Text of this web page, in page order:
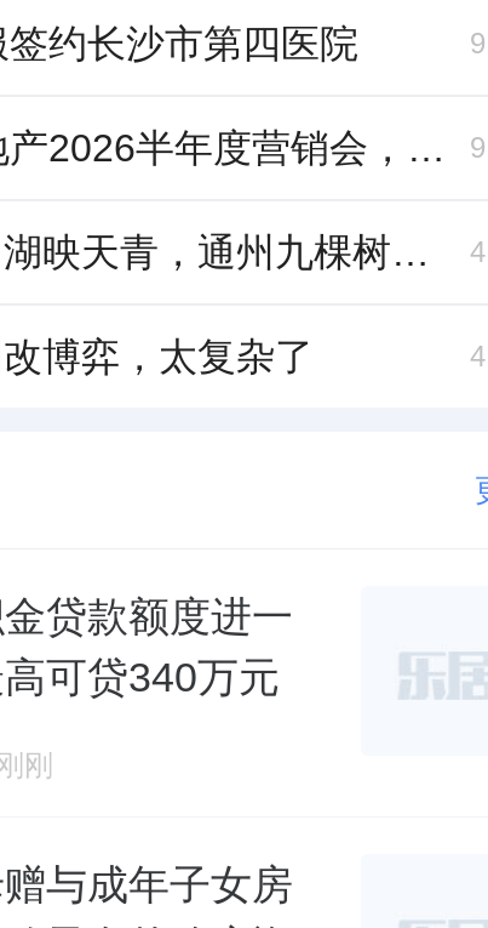
约长沙市第四医院
中交房地产2026半年度营销会，绿城祝军现身了
招商蛇口湖映天青，通州九棵树首座宋韵新盘
博弈，太复杂了
贷款额度进一
可贷340万元
刚刚
与成年子女房